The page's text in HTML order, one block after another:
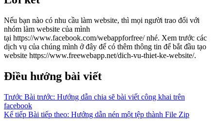
Nếu bạn nào có nhu cầu làm website, thì mọi người trao đổi với
nhóm làm website của mình
tại https://www.facebook.com/webappforfree/ nhé. Xem trước các
dịch vụ của chúng mình ở đây để có thêm thông tin để bắt đầu tạo
website https://www.freewebapp.net/dich-vu-thiet-ke-website/.
Điều hướng bài viết
Trước Bài trước: Hướng dẫn chia sẽ bài viết công khai trên
facebook
Kế tiếp Bài tiếp theo: Hướng dẫn nén một tệp thành File Zip